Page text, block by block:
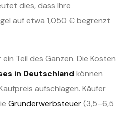
dies, dass Ihre
auf etwa 1,050 € begrenzt
Teil des Ganzen. Die Kosten
in Deutschland können
aufschlagen. Käufer
Grunderwerbsteuer(3,5–6,5